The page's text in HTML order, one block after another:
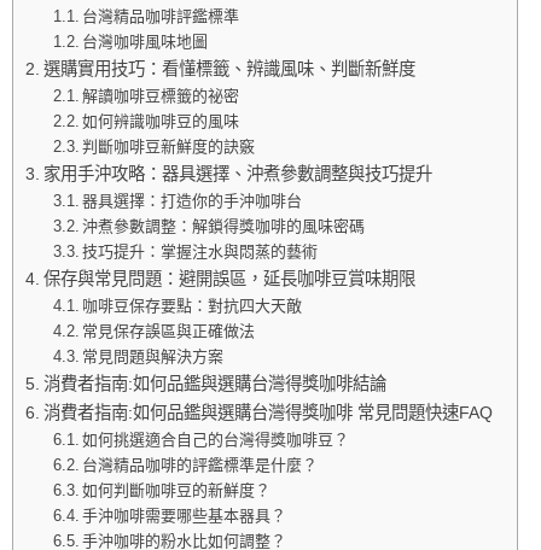
台灣精品咖啡評鑑標準
台灣咖啡風味地圖
選購實用技巧：看懂標籤、辨識風味、判斷新鮮度
解讀咖啡豆標籤的祕密
如何辨識咖啡豆的風味
判斷咖啡豆新鮮度的訣竅
家用手沖攻略：器具選擇、沖煮參數調整與技巧提升
器具選擇：打造你的手沖咖啡台
沖煮參數調整：解鎖得獎咖啡的風味密碼
技巧提升：掌握注水與悶蒸的藝術
保存與常見問題：避開誤區，延長咖啡豆賞味期限
咖啡豆保存要點：對抗四大天敵
常見保存誤區與正確做法
常見問題與解決方案
消費者指南:如何品鑑與選購台灣得獎咖啡結論
消費者指南:如何品鑑與選購台灣得獎咖啡 常見問題快速FAQ
如何挑選適合自己的台灣得獎咖啡豆？
台灣精品咖啡的評鑑標準是什麼？
如何判斷咖啡豆的新鮮度？
手沖咖啡需要哪些基本器具？
手沖咖啡的粉水比如何調整？